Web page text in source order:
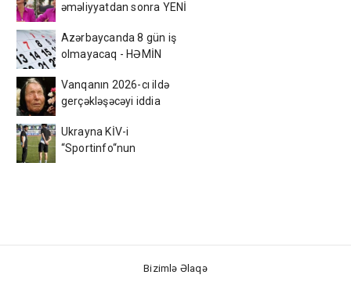
əməliyyatdan sonra YENİ
FOTOLAR
Azərbaycanda 8 gün iş
olmayacaq - HƏMİN
Vanqanın 2026-cı ildə
gerçəkləşəcəyi iddia
var?
Ukrayna KİV-i
“Sportinfo“nun
Bizimlə Əlaqə